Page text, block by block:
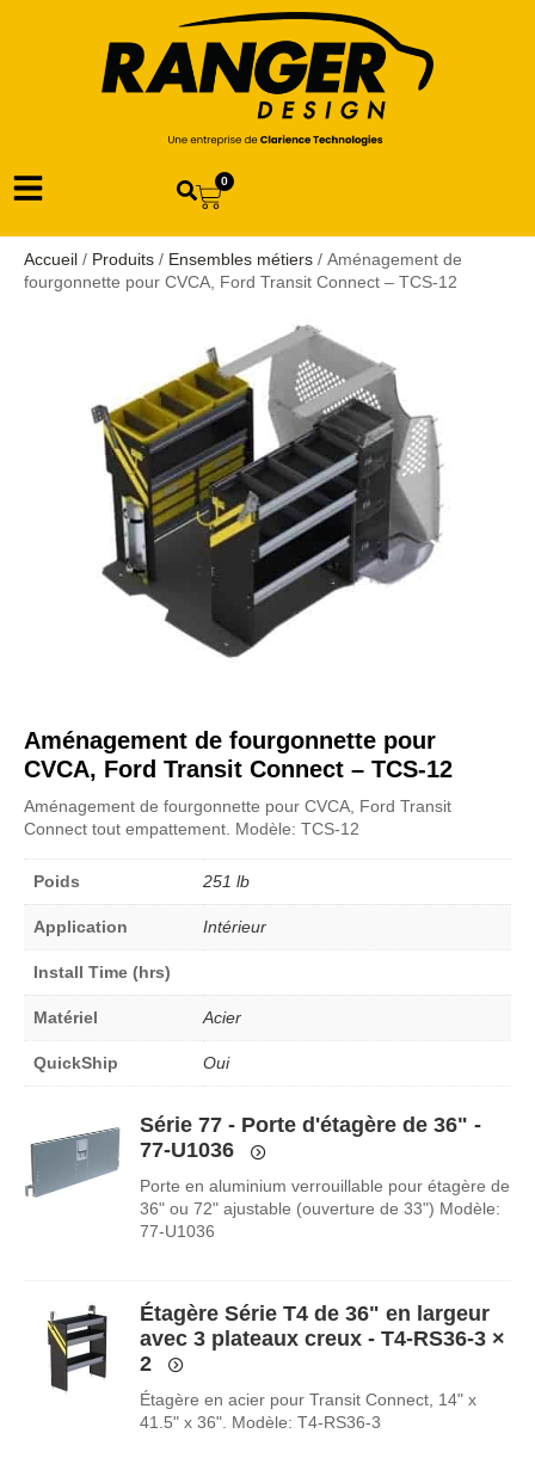
0
Accueil / Produits / Ensembles métiers / Aménagement de
fourgonnette pour CVCA, Ford Transit Connect – TCS-12
Aménagement de fourgonnette pour
CVCA, Ford Transit Connect – TCS-12
Aménagement de fourgonnette pour CVCA, Ford Transit
Connect tout empattement. Modèle: TCS-12
Poids 251 lb
Application Intérieur
Install Time (hrs)
Matériel Acier
QuickShip Oui
Série 77 - Porte d'étagère de 36" -
77-U1036
Porte en aluminium verrouillable pour étagère de
36" ou 72" ajustable (ouverture de 33") Modèle:
77-U1036
Étagère Série T4 de 36" en largeur
avec 3 plateaux creux - T4-RS36-3×
2
Étagère en acier pour Transit Connect, 14" x
41.5" x 36". Modèle: T4-RS36-3